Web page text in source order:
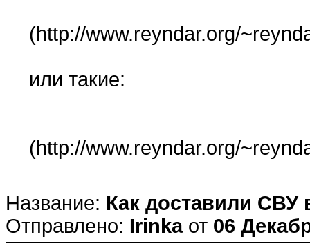
(http://www.reyndar.org/
или такие:
(http://www.reyndar.org/
Название: Как доставили СВУ
Отправлено: Irinkaот 06